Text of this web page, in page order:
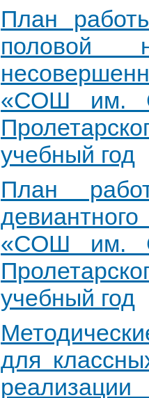
План
половой
«СОШ им.
учебный год
План
«СОШ им.
учебный год
для